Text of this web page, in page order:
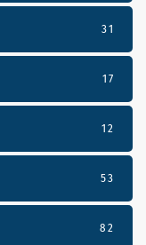
31
17
12
53
82